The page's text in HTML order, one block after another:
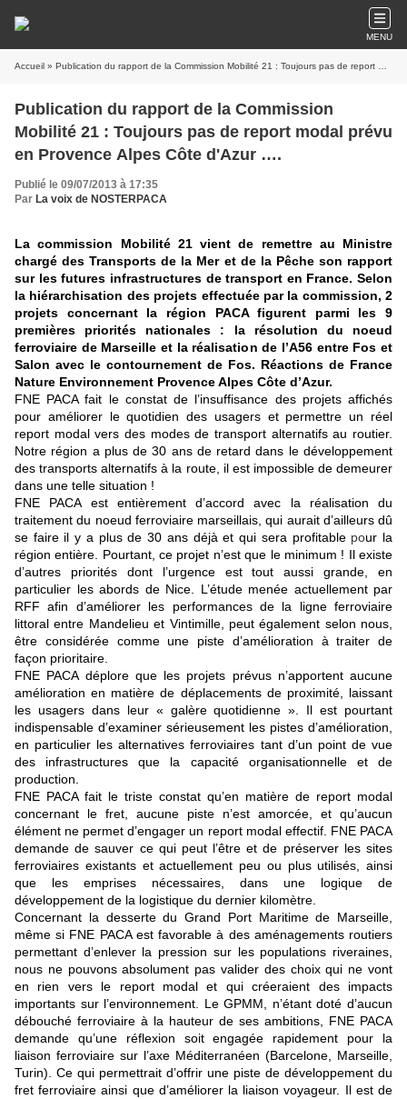
MENU
Accueil » Publication du rapport de la Commission Mobilité 21 : Toujours pas de report modal prévu en Provence Alpes Côte d'Azur ….
Publication du rapport de la Commission
Mobilité 21 : Toujours pas de report modal prévu
en Provence Alpes Côte d'Azur ….
Publié le 09/07/2013 à 17:35
Par La voix de NOSTERPACA
La commission Mobilité 21 vient de remettre au Ministre
chargé des Transports de la Mer et de la Pêche son rapport
sur les futures infrastructures de transport en France. Selon
la hiérarchisation des projets effectuée par la commission, 2
projets concernant la région PACA figurent parmi les 9
premières priorités nationales : la résolution du noeud
ferroviaire de Marseille et la réalisation de l’A56 entre Fos et
Salon avec le contournement de Fos. Réactions de France
Nature Environnement Provence Alpes Côte d’Azur.
FNE PACA fait le constat de l’insuffisance des projets affichés
pour améliorer le quotidien des usagers et permettre un réel
report modal vers des modes de transport alternatifs au routier.
Notre région a plus de 30 ans de retard dans le développement
des transports alternatifs à la route, il est impossible de demeurer
dans une telle situation !
FNE PACA est entièrement d’accord avec la réalisation du
traitement du noeud ferroviaire marseillais, qui aurait d’ailleurs dû
se faire il y a plus de 30 ans déjà et qui sera profitable pour la
région entière. Pourtant, ce projet n’est que le minimum ! Il existe
d’autres priorités dont l’urgence est tout aussi grande, en
particulier les abords de Nice. L’étude menée actuellement par
RFF afin d’améliorer les performances de la ligne ferroviaire
littoral entre Mandelieu et Vintimille, peut également selon nous,
être considérée comme une piste d’amélioration à traiter de
façon prioritaire.
FNE PACA déplore que les projets prévus n’apportent aucune
amélioration en matière de déplacements de proximité, laissant
les usagers dans leur « galère quotidienne ». Il est pourtant
indispensable d’examiner sérieusement les pistes d’amélioration,
en particulier les alternatives ferroviaires tant d’un point de vue
des infrastructures que la capacité organisationnelle et de
production.
FNE PACA fait le triste constat qu’en matière de report modal
concernant le fret, aucune piste n’est amorcée, et qu’aucun
élément ne permet d’engager un report modal effectif. FNE PACA
demande de sauver ce qui peut l’être et de préserver les sites
ferroviaires existants et actuellement peu ou plus utilisés, ainsi
que les emprises nécessaires, dans une logique de
développement de la logistique du dernier kilomètre.
Concernant la desserte du Grand Port Maritime de Marseille,
même si FNE PACA est favorable à des aménagements routiers
permettant d’enlever la pression sur les populations riveraines,
nous ne pouvons absolument pas valider des choix qui ne vont
en rien vers le report modal et qui créeraient des impacts
importants sur l’environnement. Le GPMM, n’étant doté d’aucun
débouché ferroviaire à la hauteur de ses ambitions, FNE PACA
demande qu’une réflexion soit engagée rapidement pour la
liaison ferroviaire sur l’axe Méditerranéen (Barcelone, Marseille,
Turin). Ce qui permettrait d’offrir une piste de développement du
fret ferroviaire ainsi que d’améliorer la liaison voyageur. Il est de